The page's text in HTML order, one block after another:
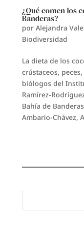
¿Qué comen los
Banderas?
por Alejandra
Biodiversidad
La dieta de los
crústaceos,
biólogos del
Ramírez-
Bahía de
Ambario-Chávez,